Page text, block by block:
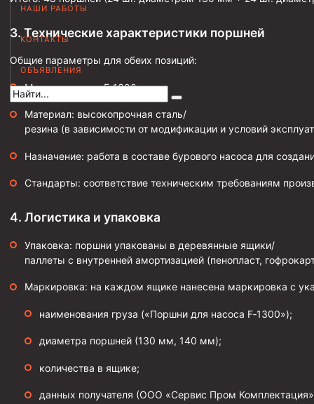
НАШИ РАБОТЫ
КОНТАКТЫ
ОБЪЯВЛЕНИЯ
Муфта НКВ 60
Муфта НКТ 60
Муфта НКВ 89
Муфта НКТ 48
Муфта НКТ 33
Обсадные трубы и муфты к ним
ГОСТ 31446-2017
ГОСТ 632-80
Муфты для обсадных труб
Муфта ОТТМ 102
Муфта ОТТГ 245
Муфта ОТТГ 178
Муфта ОТТМ 146
3. Технические характеристики поршней
Общие параметры для обеих позиций:
Модель насоса: F‑1300.
Материал: высокопрочная сталь/
резина (в зависимости от модификации и условий
Назначение: работа в составе бурового насоса для
Стандарты: соответствие техническим требованиям
4. Логистика и упаковка
Упаковка: поршни упакованы в деревянные ящики/
паллеты с внутренней амортизацией (пенопласт,
Маркировка: на каждом ящике нанесена маркировка с
наименования груза («Поршни для насоса F‑1300»);
диаметра поршней (130 мм, 140 мм);
количества в ящике;
данных получателя (ООО «Сервис Пром